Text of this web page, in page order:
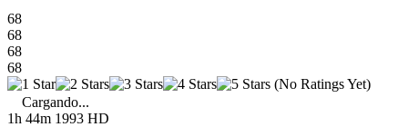
68
68
68
68
(No Ratings Yet)
Cargando...
1h 44m 1993 HD